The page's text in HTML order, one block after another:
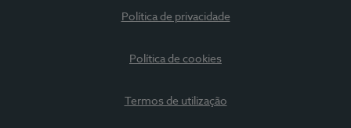
Política de privacidade
Política de cookies
Termos de utilização